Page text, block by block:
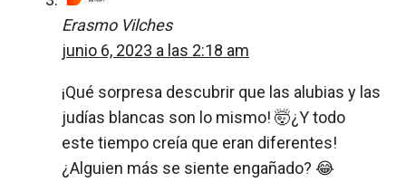
Erasmo Vilches
junio 6, 2023 a las 2:18 am
¡Qué sorpresa descubrir que las alubias y las
judías blancas son lo mismo! 🤯¿Y todo
este tiempo creía que eran diferentes!
¿Alguien más se siente engañado? 😂